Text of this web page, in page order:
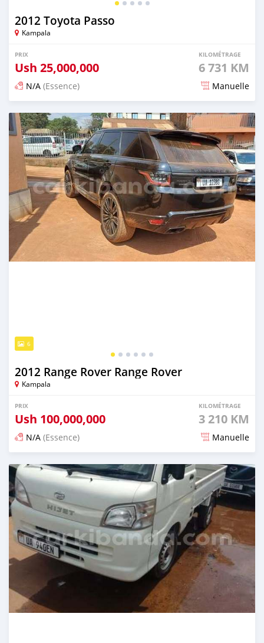
2012 Toyota Passo
Kampala
PRIX
Ush 25,000,000
KILOMÉTRAGE
6 731 KM
N/A (Essence) Manuelle
Publié il y a 2 jours
6
2012 Range Rover Range Rover
Kampala
PRIX
Ush 100,000,000
KILOMÉTRAGE
3 210 KM
N/A (Essence) Manuelle
Publié il y a 2 jours